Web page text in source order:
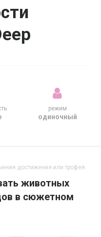
режим
одиночный
достижения или трофея
животных
в сюжетном